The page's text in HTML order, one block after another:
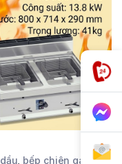
bếp chiên gas